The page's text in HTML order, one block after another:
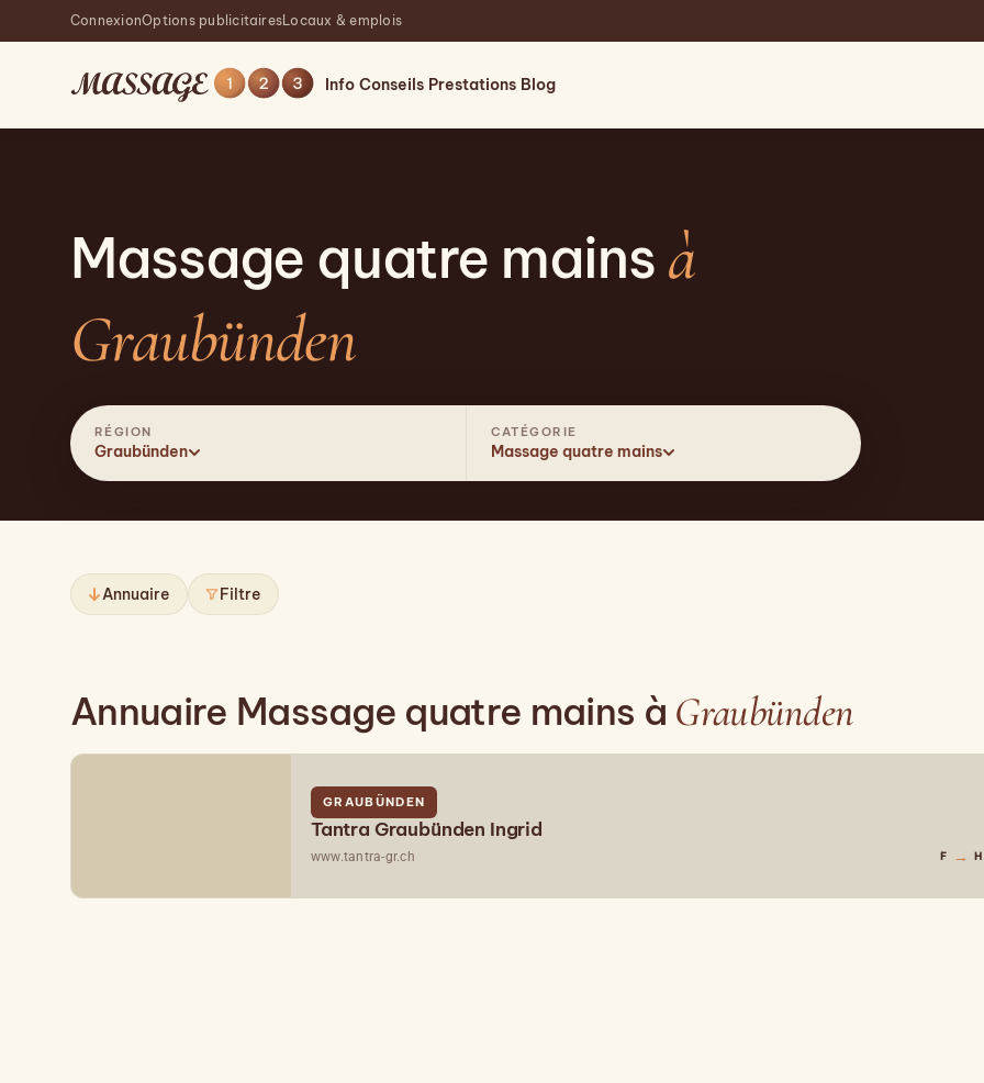
ConnexionOptions publicitairesLocaux & emplois
Info Conseils Prestations Blog
Massage quatre mains à
Graubünden
RÉGION
Graubünden
CATÉGORIE
Massage quatre mains
Annuaire Filtre
Annuaire Massage quatre mains à Graubünden
GRAUBÜNDEN
Tantra Graubünden Ingrid
www.tantra-gr.ch F → H